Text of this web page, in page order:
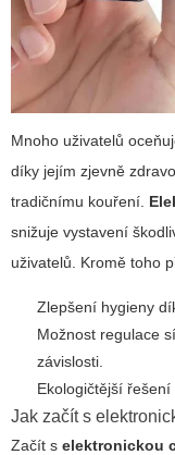
Mnoho uživatelů
díky jejím zjevně
tradičnímu kouření.
snižuje vystavení
uživatelů. Kromě toho
Zlepšení hygieny
Možnost regulace
závislosti.
Ekologičtější
Jak začít s
Začít s elektronickou